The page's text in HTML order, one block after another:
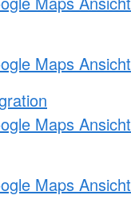
Maps Ansicht
Maps Ansicht
Maps Ansicht